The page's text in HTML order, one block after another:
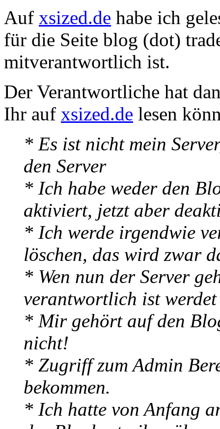
Auf xsized.de habe ich
für die Seite blog (dot)
mitverantwortlich ist.
Der Verantwortliche hat
Ihr auf xsized.de lesen
* Es ist nicht mein
den Server
* Ich habe weder den
aktiviert, jetzt aber
* Ich werde irgendwie
löschen, das wird zwar
* Wen nun der Server
verantwortlich ist
* Mir gehört auf den
nicht!
* Zugriff zum Admin
bekommen.
* Ich hatte von Anfang